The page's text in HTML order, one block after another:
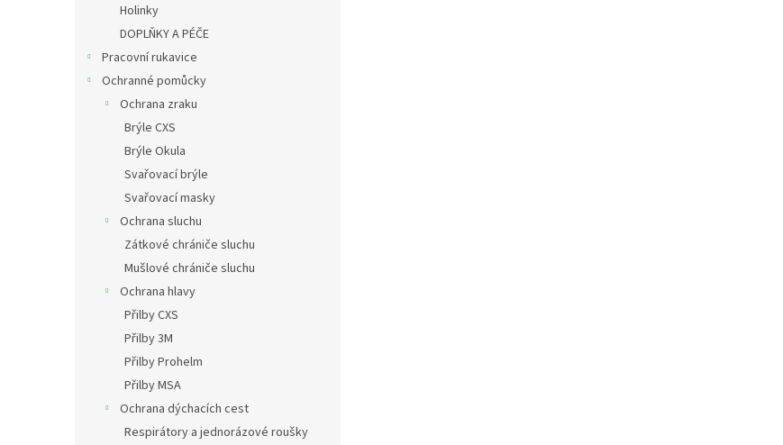
Holinky
DOPLŇKY A PÉČE
Pracovní rukavice
Ochranné pomůcky
Ochrana zraku
Brýle CXS
Brýle Okula
Svařovací brýle
Svařovací masky
Ochrana sluchu
Zátkové chrániče sluchu
Mušlové chrániče sluchu
Ochrana hlavy
Přilby CXS
Přilby 3M
Přilby Prohelm
Přilby MSA
Ochrana dýchacích cest
Respirátory a jednorázové roušky